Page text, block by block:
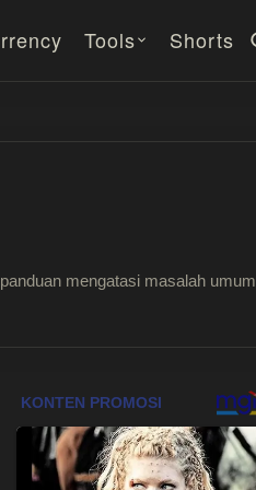
Tools Shorts
mengatasi masalah umum